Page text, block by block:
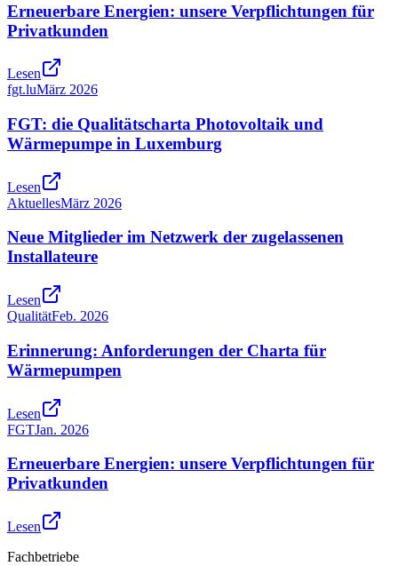
Erneuerbare Energien: unsere Verpflichtungen für
Privatkunden
Lesen
fgt.luMärz 2026
FGT: die Qualitätscharta Photovoltaik und
Wärmepumpe in Luxemburg
Lesen
AktuellesMärz 2026
Neue Mitglieder im Netzwerk der zugelassenen
Installateure
Lesen
QualitätFeb. 2026
Erinnerung: Anforderungen der Charta für
Wärmepumpen
Lesen
FGTJan. 2026
Erneuerbare Energien: unsere Verpflichtungen für
Privatkunden
Lesen
Fachbetriebe